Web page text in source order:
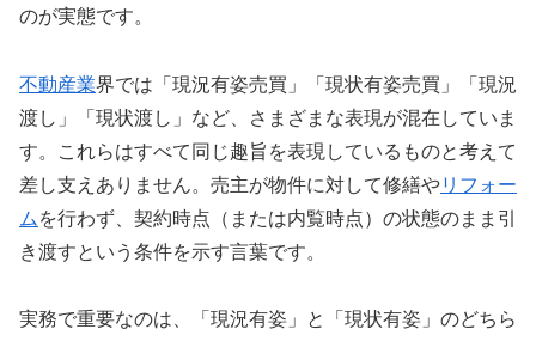
のが実態です。
不動産業界では「現況有姿売買」「現状有姿売買」「現況
渡し」「現状渡し」など、さまざまな表現が混在していま
す。これらはすべて同じ趣旨を表現しているものと考えて
差し支えありません。売主が物件に対して修繕やリフォー
ム を行わず、契約時点（または内覧時点）の状態のまま引
き渡すという条件を示す言葉です。
実務で重要なのは、「現況有姿」と「現状有姿」のどちら